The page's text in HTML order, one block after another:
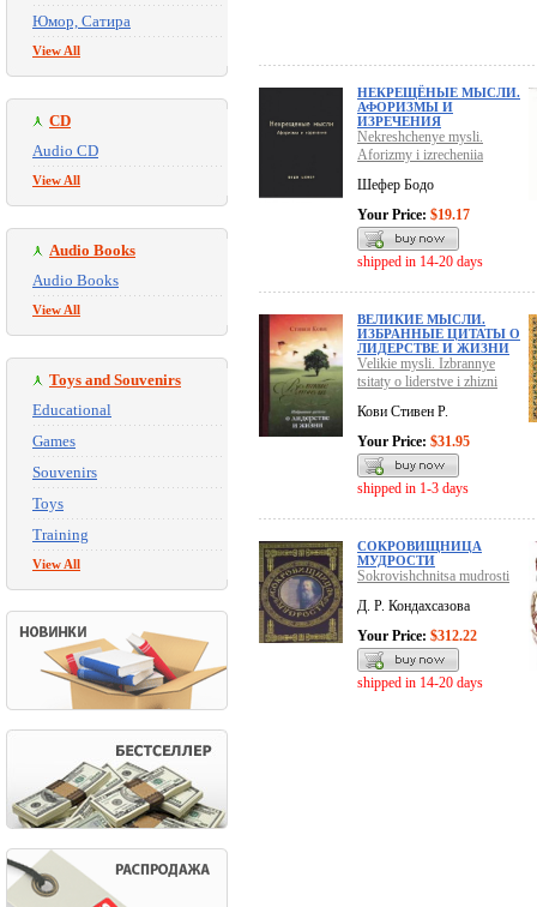
Юмор, Сатира
View All
CD
Audio CD
View All
Audio Books
Audio Books
View All
Toys and Souvenirs
Educational
Games
Souvenirs
Toys
Training
View All
НЕКРЕЩЁНЫЕ МЫСЛИ.
АФОРИЗМЫ И
ИЗРЕЧЕНИЯ
Nekreshchenye mysli.
Aforizmy i izrecheniia
Шефер Бодо
Your Price: $19.17
shipped in 14-20 days
ВЕЛИКИЕ МЫСЛИ.
ИЗБРАННЫЕ ЦИТАТЫ О
ЛИДЕРСТВЕ И ЖИЗНИ
Velikie mysli. Izbrannye
tsitaty o liderstve i zhizni
Кови Стивен Р.
Your Price: $31.95
shipped in 1-3 days
СОКРОВИЩНИЦА
МУДРОСТИ
Sokrovishchnitsa mudrosti
Д. Р. Кондахсазова
Your Price: $312.22
shipped in 14-20 days